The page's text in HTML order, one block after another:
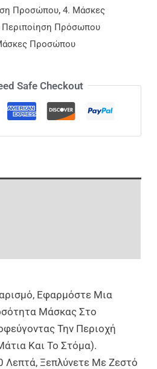
Προσώπου,4. Μάσκες
Περιποίηση Πρόσωπου
Προσώπου
Safe Checkout
Εφαρμόστε Μια
Μάσκας Στο
Την Περιοχή
Και Το Στόμα).
Λεπτά, Ξεπλύνετε Με Ζεστό